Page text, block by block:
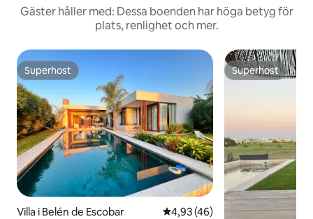
Gäster håller med: Dessa boenden har höga betyg för
plats, renlighet och mer.
Superhost
Superhost
Villa i Belén de Escobar 4,93 av 5 i genomsnittligt
4,93 (46)
Superhost
Superhost